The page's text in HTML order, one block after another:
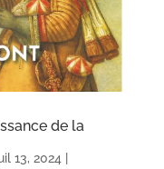
de la
13, 2024